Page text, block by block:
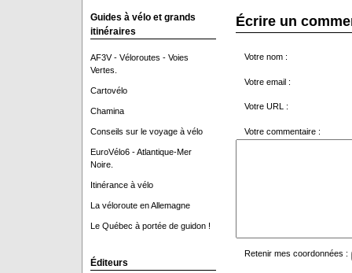
Guides à vélo et grands
itinéraires
AF3V - Véloroutes - Voies
Vertes.
Cartovélo
Chamina
Conseils sur le voyage à vélo
EuroVélo6 - Atlantique-Mer
Noire.
Itinérance à vélo
La véloroute en Allemagne
Le Québec à portée de guidon !
Éditeurs
Écrire un
Votre nom :
Votre email :
Votre URL :
Votre commentaire :
Retenir mes coordonnées :